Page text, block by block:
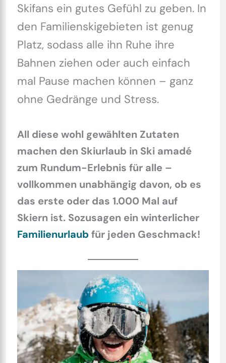
Skifans ein gutes Gefühl zu geben. In
den Familienskigebieten ist genug
Platz, sodass alle ihn Ruhe ihre
Bahnen ziehen oder auch einfach
mal Pause machen können – ganz
ohne Gedränge und Stress.
All diese wohl gewählten Zutaten
machen den Skiurlaub in Ski amadé
zum Rundum-Erlebnis für alle –
vollkommen unabhängig davon, ob es
das erste oder das 1.000 Mal auf
Skiern ist. Sozusagen ein winterlicher
Familienurlaub für jeden Geschmack!